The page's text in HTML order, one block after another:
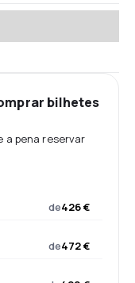
bilhetes
a pena reservar
de426 €
de472 €